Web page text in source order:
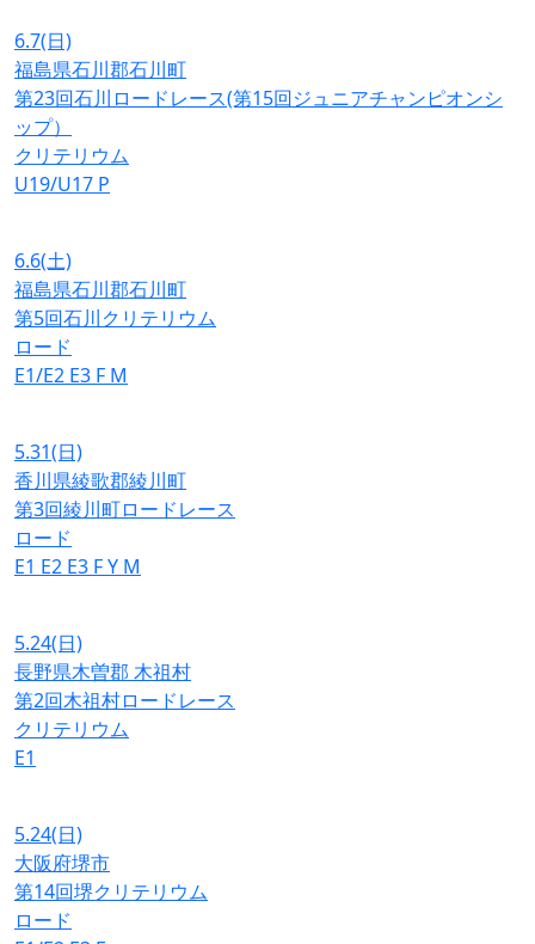
6.7(日)
福島県石川郡石川町
第23回石川ロードレース(第15回ジュニアチャンピオンシ
ップ）
クリテリウム
U19/U17 P
6.6(土)
福島県石川郡石川町
第5回石川クリテリウム
ロード
E1/E2 E3 F M
5.31(日)
香川県綾歌郡綾川町
第3回綾川町ロードレース
ロード
E1 E2 E3 FY M
5.24(日)
長野県木曽郡 木祖村
第2回木祖村ロードレース
クリテリウム
E1
5.24(日)
大阪府堺市
第14回堺クリテリウム
ロード